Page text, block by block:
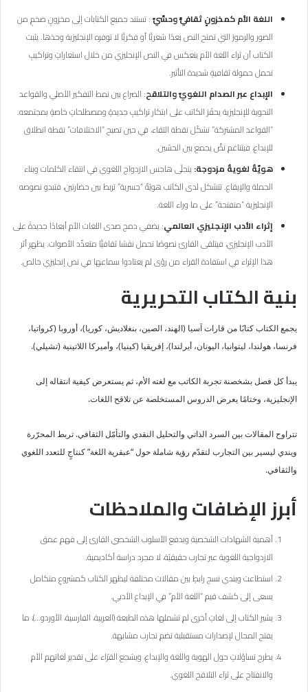
اللغة الأم كمخزونٍ ثقافيٍّ وحسِّيّ: تستند جميع الكتابات إلى مخزونٍ ضخمٍ من
الصور والرموز التي تمنح النص بعدًا شعريًّا أو فكريًّا لا توفره الإنجليزية وحدَها. يثبت
الكتاب أن ثراء اللغة الأم ينعكس في النص الإنجليزي من خلال استعاراتٍ وتراكيبٍ
تحمل حمولة ثقافيةٍ شديدة التأثير.
الإبداع عبر الصدام اللغويّ والتلاقح: الصراع بين نمط التفكير الأصلي والقواعد
النحوية للإنجليزية يحفّز الكاتب على ابتكار تراكيبٍ جديدةٍ ومصطلحاتٍ خاصةٍ بمجتمعه.
“القواعد المشتركة” تشكّل نقطة التقاء، في حين تصبح “الاختلافات” نقطة انطلاق
للإبداع، فيتناغم نصٌّ يجمع بين الحسّين.
هويّةٌ لغويةٌ مزدوجة:يتجلّى هاجس الازدواج اللغوي في انتقاء الكلمات وبناء
الجملة والإيقاع. تتشكل لدى الكاتب هويّةٌ “جسرية” تربط بين حضارتين، فتبدو نصوصه
الإنجليزية “منفتحة” على ما وراء اللغة.
إثراء الأدب الإنجليزي العالمي: يضفي دمج صدى اللغات الأم أبعادًا جديدةً على
الأدب الإنجليزي، فيتلقى القارئ نصوصًا تحمل نفَسًا ثقافيًّا متعدِّد الأصوات. يظهر أثر
هذا الإثراء في استفادة القراء من رؤى لم يعتادوا سماعها في نص إنجليزي خالص.
بنية الكتاب التحريرية
يجمع الكتاب كتابًا من قارات آسيا (الهند، الصين، بنغلاديش، كوريا)، أوروبا (كرواتيا،
فرنسا، هولندا، ليتوانيا، اليونان، أيرلندا)، إفريقيا (كينيا)، وأميركا اللاتينية (تشيلي).
يبدأ كل فصل بشخصنة تجربة الكاتب مع لغته الأم، ثم يستعرض كيفية انتقاله إلى
الإنجليزية، وختامًا يعرض الدروس المستخلصة عن تلاقح اللغات.
تتراوح المقالات بين السرد الذاتي والتحليل النقدي والتأمّل الثقافي. تربط المحرّرة
ويندي ليسير بين التجارب لتقدّم رؤية شاملة حول “عبقرية اللغة” كنتاجٍ للتعدد اللغوي
والثقافي.
أبرز الإضافات والملاحظات
أهمية الشهادات الشخصية ويدفع الأسلوب الشخصي القارئ إلى فهم عمق
الازدواجية اللغوية عبر تجارب حقيقيّة، لا مجرد دراسة أكاديمية.
استطاعت ويندي نسج رابطٍ بين مقالات مختلفة ليظهر الكتاب كمشروعٍ متكامل
يسعى إلى كشف قيم “اللغة الأم” في الإبداع الأدبي.
يشير الكتاب إلى لغاتٍ أخرى لم تشملها هذه الطبعة (العربية، الفارسية، الأوردو…)، ما
يفتح المجال لإصدارات مستقبلية تضم تجارب مشابهة.
يطرح تساؤلاتٍ حول الهوية واللغة والإبداع، ويشجع القرّاء على تقدير لغاتهم الأم
والانفتاح على ثراء التلاقح اللغوي.